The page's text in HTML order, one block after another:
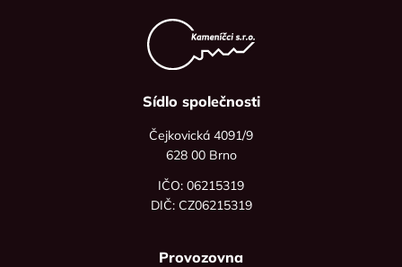
Sídlo společnosti
Čejkovická 4091/9
628 00 Brno
IČO: 06215319
DIČ: CZ06215319
Provozovna